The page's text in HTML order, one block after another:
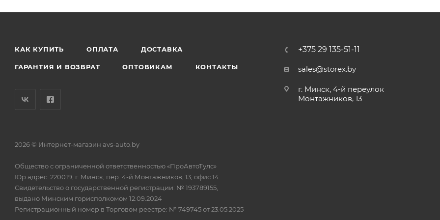
КАК КУПИТЬ ОПЛАТА ДОСТАВКА
ГАРАНТИЯ И ВОЗВРАТ ОПТОВИКАМ КОНТАКТЫ
+375 29 135-51-11
sales@storex.by
г. Минск, 4-й переулок
Монтажников, 13
2026 © Интернет-магазин avs-auto.by
Общество с ограниченной ответственностью «ПроАвтоТулс»
Юр.адрес: 220019, г. Минск, пер. 4-й Монтажников, 13, офис 14
Свидетельство о государственной регистрации: № 193789155,
выдано Минским горисполкомом 12.09.2024
Регистрационный номер в Торговом реестре: № 749745 от 23.05.2025